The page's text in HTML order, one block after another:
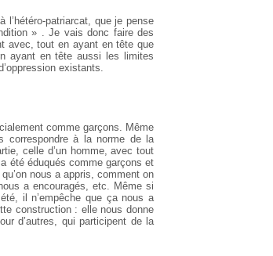
l’hétéro-patriarcat, que je pense
» . Je vais donc faire des
avec, tout en ayant en tête que
ayant en tête aussi les limites
existants.
comme garçons. Même
correspondre à la norme de la
celle d’un homme, avec tout
été éduqués comme garçons et
nous a appris, comment on
a encouragés, etc. Même si
il n’empêche que ça nous a
construction : elle nous donne
d’autres, qui participent de la